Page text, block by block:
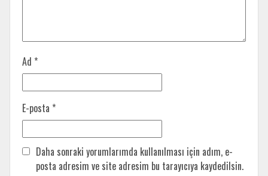
Ad *
E-posta *
Daha sonraki yorumlarımda kullanılması için adım, e-
posta adresim ve site adresim bu tarayıcıya kaydedilsin.